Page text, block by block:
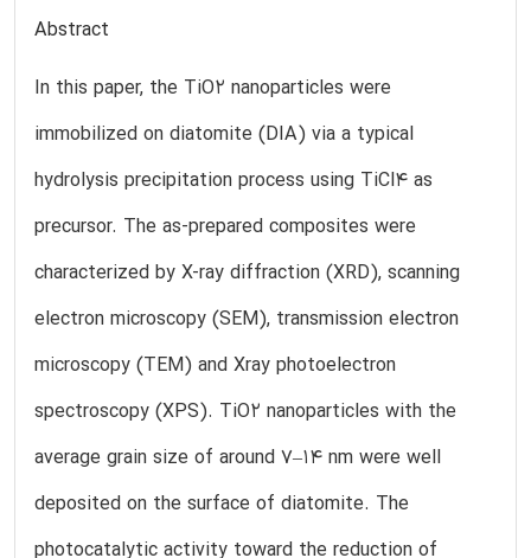
Abstract
In this paper, the TiO2 nanoparticles were
immobilized on diatomite (DIA) via a typical
hydrolysis precipitation process using TiCl4 as
precursor. The as-prepared composites were
characterized by X-ray diffraction (XRD), scanning
electron microscopy (SEM), transmission electron
microscopy (TEM) and Xray photoelectron
spectroscopy (XPS). TiO2 nanoparticles with the
average grain size of around 7–14 nm were well
deposited on the surface of diatomite. The
photocatalytic activity toward the reduction of